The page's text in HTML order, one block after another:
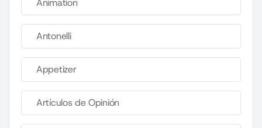
Animation
Antonelli
Appetizer
Artículos de Opinión